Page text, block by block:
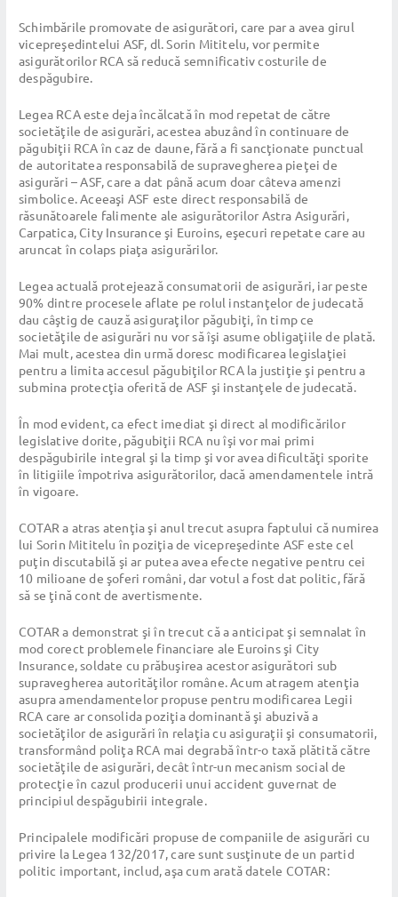
Schimbările promovate de asigurători, care par a avea girul
vicepreşedintelui ASF, dl. Sorin Mititelu, vor permite
asigurătorilor RCA să reducă semnificativ costurile de
despăgubire.
Legea RCA este deja încălcată în mod repetat de către
societăţile de asigurări, acestea abuzând în continuare de
păgubiţii RCA în caz de daune, fără a fi sancţionate punctual
de autoritatea responsabilă de supravegherea pieţei de
asigurări – ASF, care a dat până acum doar câteva amenzi
simbolice. Aceeaşi ASF este direct responsabilă de
răsunătoarele falimente ale asigurătorilor Astra Asigurări,
Carpatica, City Insurance şi Euroins, eşecuri repetate care au
aruncat în colaps piaţa asigurărilor.
Legea actuală protejează consumatorii de asigurări, iar peste
90% dintre procesele aflate pe rolul instanţelor de judecată
dau câştig de cauză asiguraţilor păgubiţi, în timp ce
societăţile de asigurări nu vor să îşi asume obligaţiile de plată.
Mai mult, acestea din urmă doresc modificarea legislaţiei
pentru a limita accesul păgubiţilor RCA la justiţie şi pentru a
submina protecţia oferită de ASF şi instanţele de judecată.
În mod evident, ca efect imediat şi direct al modificărilor
legislative dorite, păgubiţii RCA nu îşi vor mai primi
despăgubirile integral şi la timp şi vor avea dificultăţi sporite
în litigiile împotriva asigurătorilor, dacă amendamentele intră
în vigoare.
COTAR a atras atenţia şi anul trecut asupra faptului că numirea
lui Sorin Mititelu în poziţia de vicepreşedinte ASF este cel
puţin discutabilă şi ar putea avea efecte negative pentru cei
10 milioane de şoferi români, dar votul a fost dat politic, fără
să se ţină cont de avertismente.
COTAR a demonstrat şi în trecut că a anticipat şi semnalat în
mod corect problemele financiare ale Euroins şi City
Insurance, soldate cu prăbuşirea acestor asigurători sub
supravegherea autorităţilor române. Acum atragem atenţia
asupra amendamentelor propuse pentru modificarea Legii
RCA care ar consolida poziţia dominantă şi abuzivă a
societăţilor de asigurări în relaţia cu asiguraţii şi consumatorii,
transformând poliţa RCA mai degrabă într-o taxă plătită către
societăţile de asigurări, decât într-un mecanism social de
protecţie în cazul producerii unui accident guvernat de
principiul despăgubirii integrale.
Principalele modificări propuse de companiile de asigurări cu
privire la Legea 132/2017, care sunt susţinute de un partid
politic important, includ, aşa cum arată datele COTAR: